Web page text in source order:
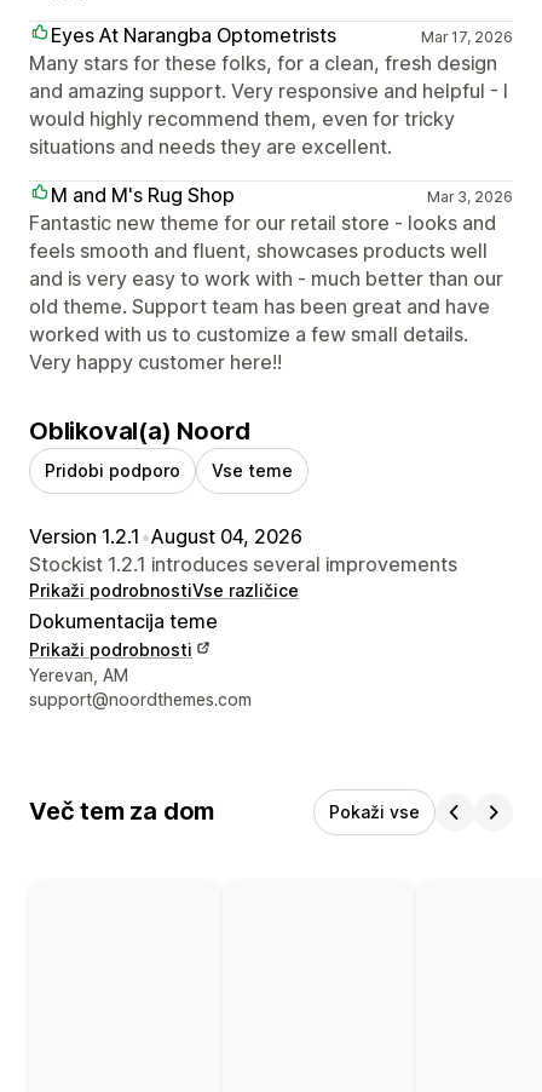
Eyes At Narangba Optometrists
Mar 17, 2026
Many stars for these folks, for a clean, fresh design
and amazing support. Very responsive and helpful - I
would highly recommend them, even for tricky
situations and needs they are excellent.
M and M's Rug Shop
Mar 3, 2026
Fantastic new theme for our retail store - looks and
feels smooth and fluent, showcases products well
and is very easy to work with - much better than our
old theme. Support team has been great and have
worked with us to customize a few small details.
Very happy customer here!!
Oblikoval(a) Noord
Pridobi podporo Vse teme
Version 1.2.1 •August 04, 2026
Stockist 1.2.1 introduces several improvements
Prikaži podrobnostiVse različice
Dokumentacija teme
Prikaži podrobnosti
Podatki za stik z oblikovalcem
Yerevan, AM
support@noordthemes.com
Več tem za dom Pokaži vse